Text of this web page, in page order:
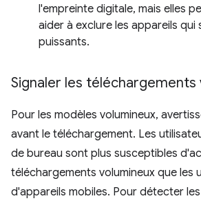
l'empreinte digitale, mais elles
aider à exclure les appareils qui
puissants.
Signaler les téléchargements
Pour les modèles volumineux,
avant le téléchargement. Les
de bureau sont plus susceptibles
téléchargements volumineux que les
d'appareils mobiles. Pour détecter